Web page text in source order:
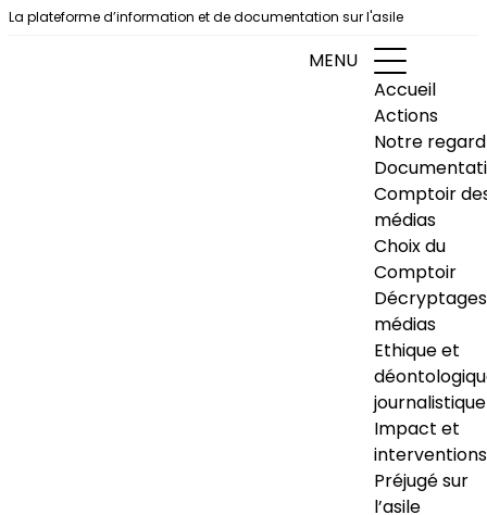
Aller au contenu
La plateforme d’information et de documentation sur l'asile
MENU
Accueil
Actions
Notre regard
Comptoir
médias
Choix du
Comptoir
Décryptages
médias
Ethique et
journalistique
Impact et
interventions
Préjugé sur
l’asile